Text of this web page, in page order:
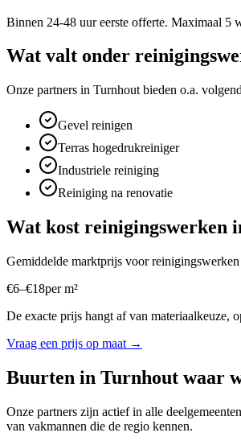
Binnen 24-48 uur eerste offerte. Maximaal 5
Wat valt onder
Onze partners in Turnhout bieden o.a.
Gevel reinigen
Terras hogedrukreiniger
Industriele reiniging
Reiniging na renovatie
Wat kost reinigingswerken
Gemiddelde marktprijs voorreinigingswerken
€6–€18perm²
De exacte prijs hangt af van materiaalkeuze,
Vraag een prijs op maat →
Buurten in Turnhout waar
Onze partners zijn actief in alle
van vakmannen die de regio kennen.